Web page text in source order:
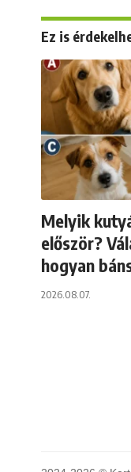
Ez is
Melyik
először?
hogyan
2026.08.07.